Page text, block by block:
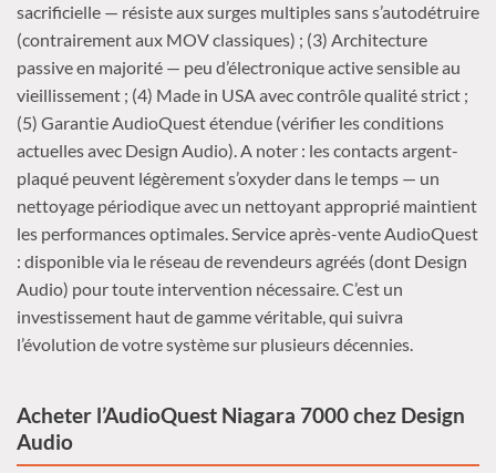
sacrificielle — résiste aux surges multiples sans s’autodétruire
(contrairement aux MOV classiques) ; (3) Architecture
passive en majorité — peu d’électronique active sensible au
vieillissement ; (4) Made in USA avec contrôle qualité strict ;
(5) Garantie AudioQuest étendue (vérifier les conditions
actuelles avec Design Audio). A noter : les contacts argent-
plaqué peuvent légèrement s’oxyder dans le temps — un
nettoyage périodique avec un nettoyant approprié maintient
les performances optimales. Service après-vente AudioQuest
: disponible via le réseau de revendeurs agréés (dont Design
Audio) pour toute intervention nécessaire. C’est un
investissement haut de gamme véritable, qui suivra
l’évolution de votre système sur plusieurs décennies.
Acheter l’AudioQuest Niagara 7000 chez Design
Audio